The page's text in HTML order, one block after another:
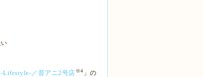
い
Lifestyle- ／音アニ 2号店※4 」の